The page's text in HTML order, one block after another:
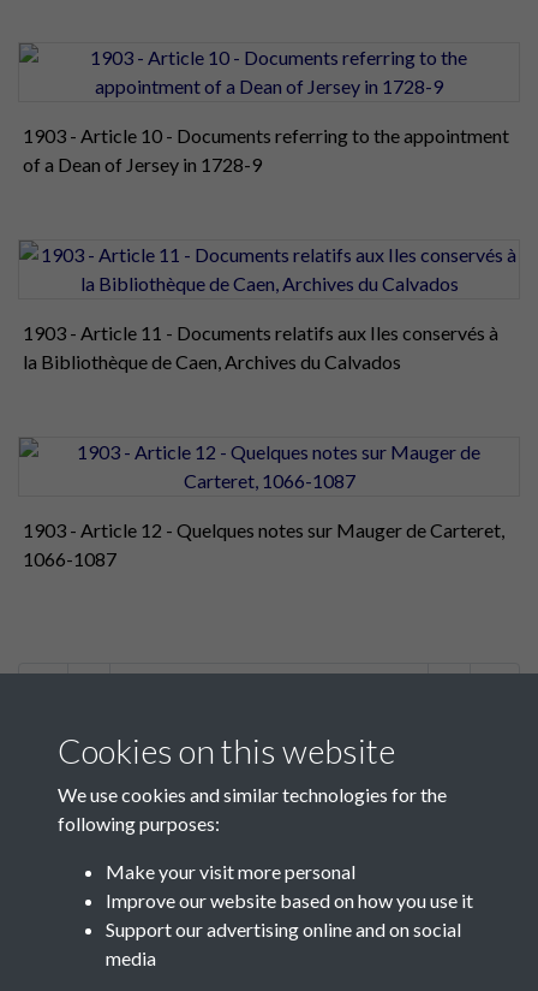
1903 - Article 10 - Documents referring to the appointment
of a Dean of Jersey in 1728-9
1903 - Article 11 - Documents relatifs aux Iles conservés à
la Bibliothèque de Caen, Archives du Calvados
1903 - Article 12 - Quelques notes sur Mauger de Carteret,
1066-1087
Contact Us
Société Jersiaise, 7 Pier Road, St Helier, Jersey, JE2 4XW
Cookies on this website
We use cookies and similar technologies for the
following purposes:
Make your visit more personal
Improve our website based on how you use it
Support our advertising online and on social
media